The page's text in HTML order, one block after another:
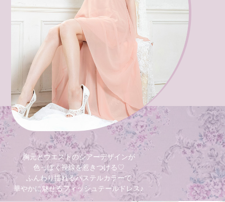
胸元とウエストのシアーデザインが
色っぽく視線を惹きつける♡
ふんわり揺れるパステルカラーで
華やかに魅せるフィッシュテールドレス♪